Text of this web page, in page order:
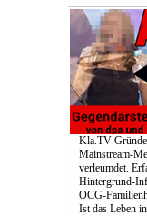
Kla.TV-
Mainstream-
verleumdet.
Hintergrund-
OCG-
Ist das Leben